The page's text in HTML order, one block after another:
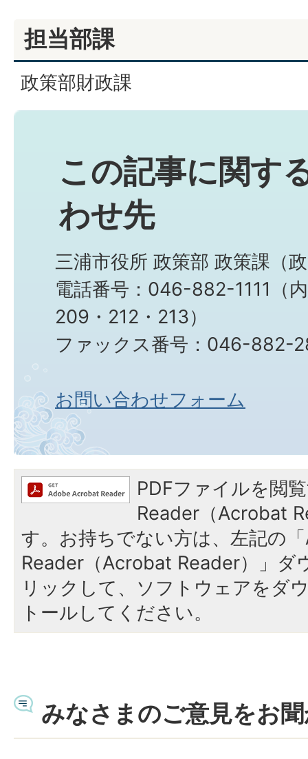
担当部課
政策部財政課
この記事に関す
わせ先
三浦市役所 政策部 政策課（
電話番号：046-882-1111（
209・212・213）
ファックス番号：046-882-
お問い合わせフォーム
PDFファイルを閲
Reader（Acrobat
す。お持ちでない方は、左記の
Reader（Acrobat Reader）」ダ
リックして、ソフトウェアをダ
トールしてください。
みなさまのご意見をお